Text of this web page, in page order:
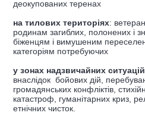
деокупованих теренах
на тилових територіях:
родинам загиблих, полонених і
біженцям і вимушеним
категоріям потребуючих
у зонах надзвичайних ситуацій
внаслідок бойових дій,
громадянських конфліктів,
катастроф, гуманітарних криз,
етнічних чисток.